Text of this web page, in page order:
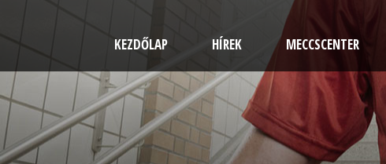
KEZDŐLAP HÍREK MECCSCENTER